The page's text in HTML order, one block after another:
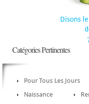
Disons
Catégories Pertinentes
Pour Tous Les Jours
Naissance